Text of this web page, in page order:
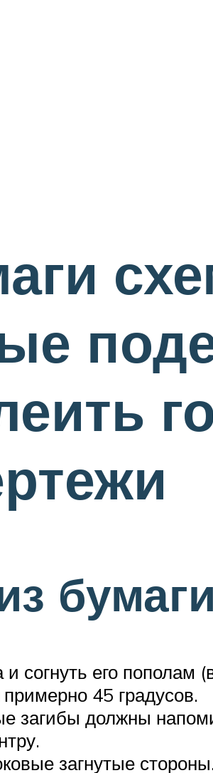
бумаги
согнуть его пополам
45 градусов.
загибы должны
загнутые